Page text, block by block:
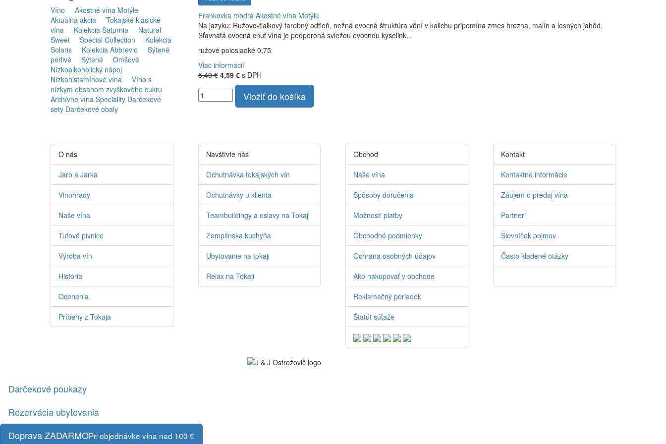
Víno
Akostné vína Motýle
Aktuálna akcia
Tokajské klasické
vína
Kolekcia Saturnia
Natural
Sweet
Special Collection
Kolekcia
Solaris
Kolekcia Abbrevio
Sýtené
perlivé
Sýtené
Omšové
Nízkoalkoholický nápoj
Nízkohistamínové vína
Víno s
nízkym obsahom zvyškového cukru
Archívne vína Špeciality Darčekové
sety Darčekové obaly
Frankovka modrá Akostné vína Motýle
Na jazyku: Ružovo-fialkový farebný odtieň, nežná ovocná štruktúra vôní v kalichu pripomína zmes hrozna, malín a lesných jahôd.
Šťavnatá ovocná chuť vína je podporená sviežou ovocnou kyselink...
ružové polosladké 0,75
Viac informácií
5,40 € 4,59 €s DPH
Vložiť do košíka
O nás
Jaro a Jarka
Vinohrady
Naše vína
Tufové pivnice
Výroba vín
História
Ocenenia
Príbehy z Tokaja
Navštívte nás
Ochutnávka tokajských vín
Ochutnávky u klienta
Teambuildingy a oslavy na Tokaji
Zemplínska kuchyňa
Ubytovanie na tokaji
Relax na Tokaji
Obchod
Naše vína
Spôsoby doručenia
Možnosti platby
Obchodné podmienky
Ochrana osobných údajov
Ako nakupovať v obchode
Reklamačný poriadok
Štatút súťaže
Kontakt
Kontaktné informácie
Záujem o predaj vína
Partneri
Slovníček pojmov
Často kladené otázky
Darčekové poukazy
Rezervácia ubytovania
Doprava ZADARMOPri objednávke vína nad 100 €